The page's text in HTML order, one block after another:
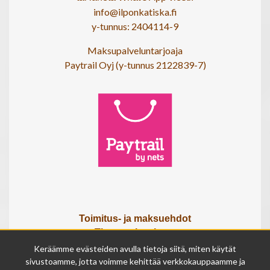
info@ilponkatiska.fi
y-tunnus: 2404114-9
Maksupalveluntarjoaja
Paytrail Oyj (y-tunnus 2122839-7)
Toimitus- ja maksuehdot
Tietosuojaseloste
Tietoa meistä
Osta lahjakortti
Keräämme evästeiden avulla tietoja siitä, miten käytät
sivustoamme, jotta voimme kehittää verkkokauppaamme ja